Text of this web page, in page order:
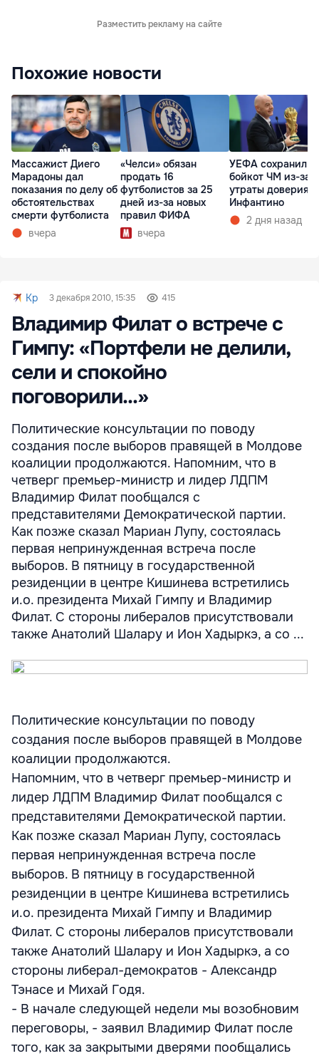
Разместить рекламу на сайте
Похожие новости
Массажист Диего
Марадоны дал
показания по делу об
обстоятельствах
смерти футболиста
вчера
«Челси» обязан
продать 16
футболистов за 25
дней из-за новых
правил ФИФА
вчера
УЕФА сохранил
бойкот ЧМ из-за
утраты доверия к
Инфантино
2 дня назад
Kp 3 декабря 2010, 15:35 415
Владимир Филат о встрече с
Гимпу: «Портфели не делили,
сели и спокойно
поговорили...»
Политические консультации по поводу
создания после выборов правящей в Молдове
коалиции продолжаются. Напомним, что в
четверг премьер-министр и лидер ЛДПМ
Владимир Филат пообщался с
представителями Демократической партии.
Как позже сказал Мариан Лупу, состоялась
первая непринужденная встреча после
выборов. В пятницу в государственной
резиденции в центре Кишинева встретились
и.о. президента Михай Гимпу и Владимир
Филат. С стороны либералов присутствовали
также Анатолий Шалару и Ион Хадыркэ, а со ...
Политические консультации по поводу
создания после выборов правящей в Молдове
коалиции продолжаются.
Напомним, что в четверг премьер-министр и
лидер ЛДПМ Владимир Филат пообщался с
представителями Демократической партии.
Как позже сказал Мариан Лупу, состоялась
первая непринужденная встреча после
выборов. В пятницу в государственной
резиденции в центре Кишинева встретились
и.о. президента Михай Гимпу и Владимир
Филат. С стороны либералов присутствовали
также Анатолий Шалару и Ион Хадыркэ, а со
стороны либерал-демократов - Александр
Тэнасе и Михай Годя.
- В начале следующей недели мы возобновим
переговоры, - заявил Владимир Филат после
того, как за закрытыми дверями пообщались